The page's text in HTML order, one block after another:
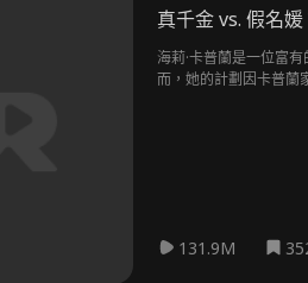
真千金 vs. 假名媛
海莉·卡普蘭是一位富
而，她的計劃因卡普蘭
131.9M